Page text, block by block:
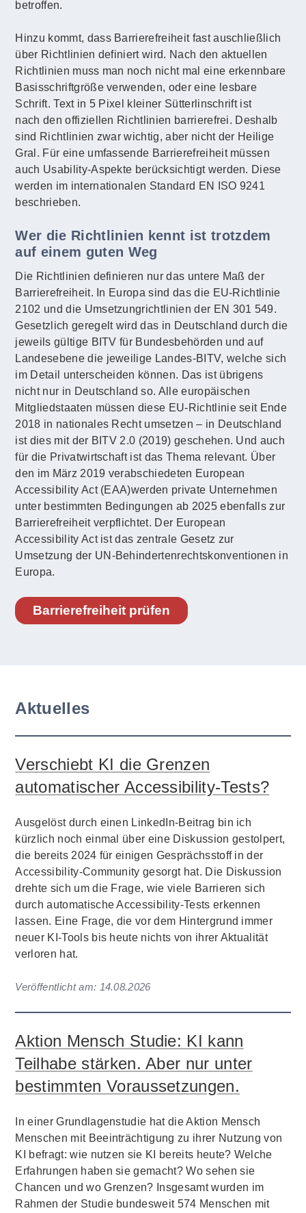
betroffen.
Hinzu kommt, dass Barrierefreiheit fast auschließlich
über Richtlinien definiert wird. Nach den aktuellen
Richtlinien muss man noch nicht mal eine erkennbare
Basisschriftgröße verwenden, oder eine lesbare
Schrift. Text in 5 Pixel kleiner Sütterlinschrift ist
nach den offiziellen Richtlinien barrierefrei. Deshalb
sind Richtlinien zwar wichtig, aber nicht der Heilige
Gral. Für eine umfassende Barrierefreiheit müssen
auch Usability-Aspekte berücksichtigt werden. Diese
werden im internationalen Standard EN ISO 9241
beschrieben.
Wer die Richtlinien kennt ist trotzdem
auf einem guten Weg
Die Richtlinien definieren nur das untere Maß der
Barrierefreiheit. In Europa sind das die EU-Richtlinie
2102 und die Umsetzungrichtlinien der EN 301 549.
Gesetzlich geregelt wird das in Deutschland durch die
jeweils gültige BITV für Bundesbehörden und auf
Landesebene die jeweilige Landes-BITV, welche sich
im Detail unterscheiden können. Das ist übrigens
nicht nur in Deutschland so. Alle europäischen
Mitgliedstaaten müssen diese EU-Richtlinie seit Ende
2018 in nationales Recht umsetzen – in Deutschland
ist dies mit der BITV 2.0 (2019) geschehen. Und auch
für die Privatwirtschaft ist das Thema relevant. Über
den im März 2019 verabschiedeten European
Accessibility Act (EAA)werden private Unternehmen
unter bestimmten Bedingungen ab 2025 ebenfalls zur
Barrierefreiheit verpflichtet. Der European
Accessibility Act ist das zentrale Gesetz zur
Umsetzung der UN-Behindertenrechtskonventionen in
Europa.
Barrierefreiheit prüfen
Aktuelles
Verschiebt KI die Grenzen
automatischer Accessibility-Tests?
Ausgelöst durch einen LinkedIn-Beitrag bin ich
kürzlich noch einmal über eine Diskussion gestolpert,
die bereits 2024 für einigen Gesprächsstoff in der
Accessibility-Community gesorgt hat. Die Diskussion
drehte sich um die Frage, wie viele Barrieren sich
durch automatische Accessibility-Tests erkennen
lassen. Eine Frage, die vor dem Hintergrund immer
neuer KI-Tools bis heute nichts von ihrer Aktualität
verloren hat.
Veröffentlicht am: 14.08.2026
Aktion Mensch Studie: KI kann
Teilhabe stärken. Aber nur unter
bestimmten Voraussetzungen.
In einer Grundlagenstudie hat die Aktion Mensch
Menschen mit Beeinträchtigung zu ihrer Nutzung von
KI befragt: wie nutzen sie KI bereits heute? Welche
Erfahrungen haben sie gemacht? Wo sehen sie
Chancen und wo Grenzen? Insgesamt wurden im
Rahmen der Studie bundesweit 574 Menschen mit